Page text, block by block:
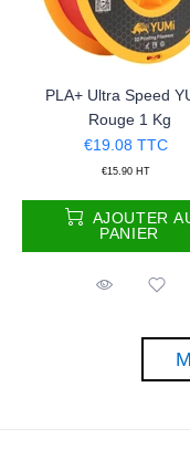
PLA+ Ultra Speed
Rouge 1 Kg
€19.08 TTC
€15.90 HT
AJOUTER
PANIER